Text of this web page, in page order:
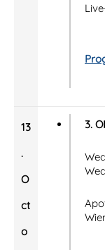
13
.
O
ct
o
3.